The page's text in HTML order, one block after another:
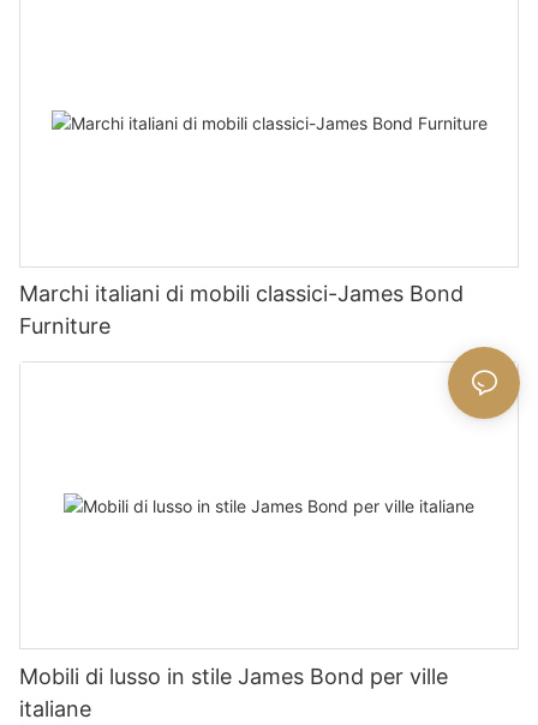
Marchi italiani di mobili classici-James Bond
Furniture
Mobili di lusso in stile James Bond per ville
italiane